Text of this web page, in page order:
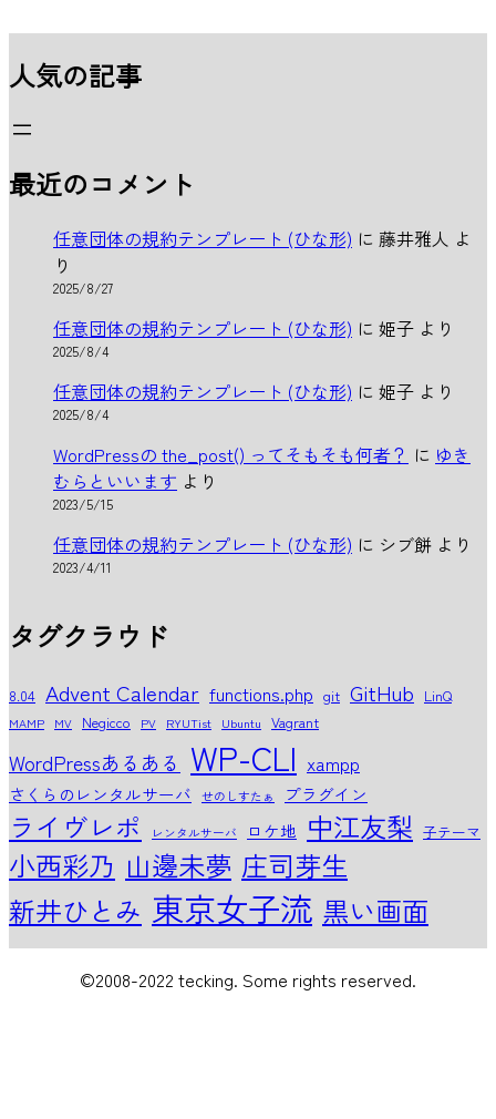
人気の記事
最近のコメント
任意団体の規約テンプレート (ひな形) に 藤井雅人 よ
り
2025/8/27
任意団体の規約テンプレート (ひな形) に 姫子 より
2025/8/4
任意団体の規約テンプレート (ひな形) に 姫子 より
2025/8/4
WordPressの the_post() ってそもそも何者？ に ゆき
むらといいます より
2023/5/15
任意団体の規約テンプレート (ひな形) に シブ餅 より
2023/4/11
タグクラウド
8.04 Advent Calendar functions.php git GitHub LinQ
MAMP MV Negicco PV RYUTist Ubuntu Vagrant
WordPressあるある WP-CLI xampp
さくらのレンタルサーバ せのしすたぁ プラグイン
ライヴレポ レンタルサーバ ロケ地 中江友梨 子テーマ
小西彩乃 山邊未夢 庄司芽生
新井ひとみ 東京女子流 黒い画面
©2008-2022 tecking. Some rights reserved.